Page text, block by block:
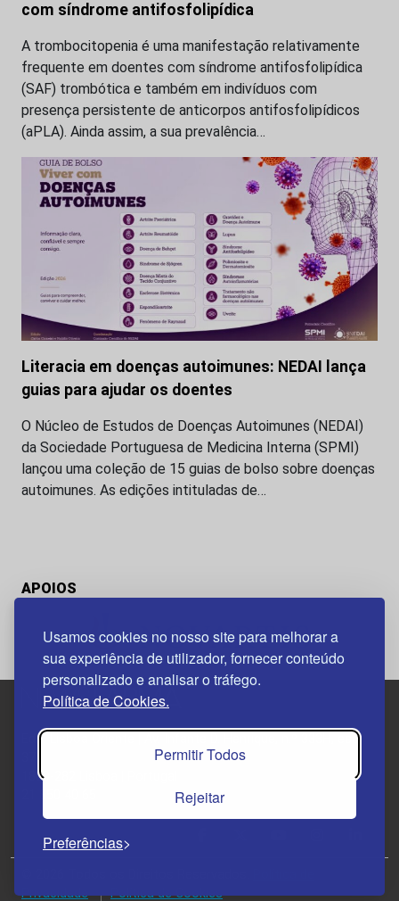
Usamos cookies no nosso site para melhorar a
sua experiência de utilizador, fornecer conteúdo
personalizado e analisar o tráfego.
Política de Cookies.
Permitir Todos
Rejeitar
Preferências
com síndrome antifosfolipídica
A trombocitopenia é uma manifestação relativamente
frequente em doentes com síndrome antifosfolipídica
(SAF) trombótica e também em indivíduos com
presença persistente de anticorpos antifosfolipídicos
(aPLA). Ainda assim, a sua prevalência…
Literacia em doenças autoimunes: NEDAI lança
guias para ajudar os doentes
O Núcleo de Estudos de Doenças Autoimunes (NEDAI)
da Sociedade Portuguesa de Medicina Interna (SPMI)
lançou uma coleção de 15 guias de bolso sobre doenças
autoimunes. As edições intituladas de…
APOIOS
Edif. Lisboa Oriente | Av. Infante D. Henrique, n.º 333H, esc.
1800-282 Lisboa | Portugal
Privacidade
Política de Cookies